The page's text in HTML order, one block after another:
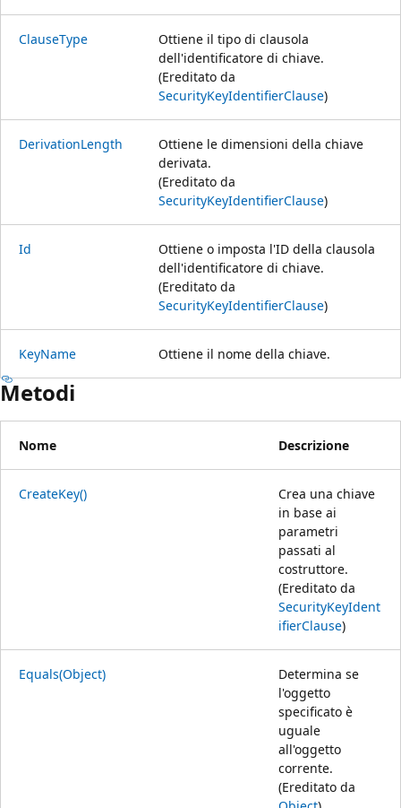
ClauseType
Ottiene il tipo di clausola
dell'identificatore di chiave.
(Ereditato da
SecurityKeyIdentifierClause)
DerivationLength
Ottiene le dimensioni della chiave
derivata.
(Ereditato da
SecurityKeyIdentifierClause)
Id
Ottiene o imposta l'ID della clausola
dell'identificatore di chiave.
(Ereditato da
SecurityKeyIdentifierClause)
KeyName Ottiene il nome della chiave.
Metodi
Nome Descrizione
CreateKey()
Crea una chiave
in base ai
parametri
passati al
costruttore.
(Ereditato da
SecurityKeyIdent
ifierClause)
Equals(Object)
Determina se
l'oggetto
specificato è
uguale
all'oggetto
corrente.
(Ereditato da